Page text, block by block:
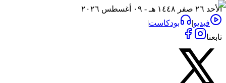
الأحد ٢٦ صفر ١٤٤٨ هـ - ٠٩ أغسطس ٢٠٢٦
فيديو| بودكاست|
تابعنا